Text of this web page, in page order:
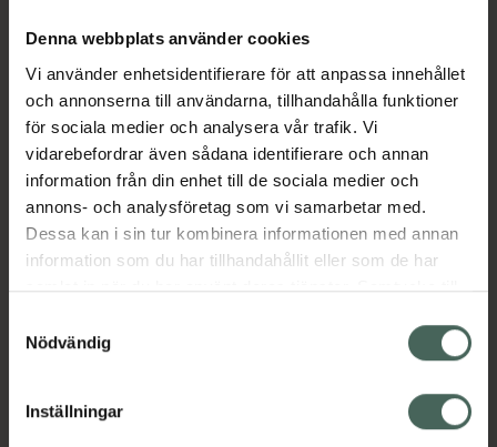
Denna webbplats använder cookies
Vi använder enhetsidentifierare för att anpassa innehållet
och annonserna till användarna, tillhandahålla funktioner
för sociala medier och analysera vår trafik. Vi
vidarebefordrar även sådana identifierare och annan
information från din enhet till de sociala medier och
annons- och analysföretag som vi samarbetar med.
Dessa kan i sin tur kombinera informationen med annan
information som du har tillhandahållit eller som de har
samlat in när du har använt deras tjänster. Samtycke till
återkalla ditt samtycke via webbplatsens
cookieinställningar. Ett återkallat samtycke påverkar inte
lagligheten av behandling som skett innan återkallelsen.
Nödvändig
Inställningar
Aktuella erbjudanden
Beskrivning Dölj
Läs alltid bipacksedeln innan
användning.
EAN:05055565768907
Bipacksedel från FASS Visa